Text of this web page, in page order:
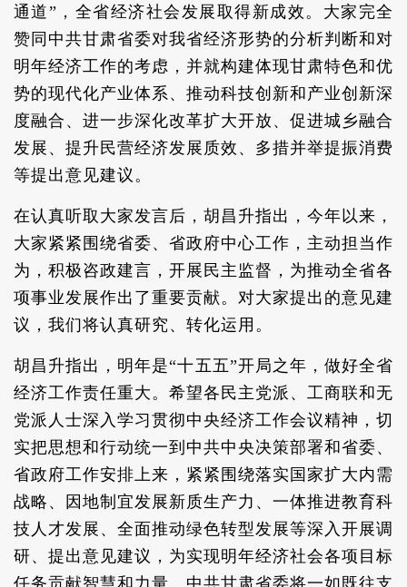
通道”，全省经济社会发展取得新成效。大家完全
赞同中共甘肃省委对我省经济形势的分析判断和对
明年经济工作的考虑，并就构建体现甘肃特色和优
势的现代化产业体系、推动科技创新和产业创新深
度融合、进一步深化改革扩大开放、促进城乡融合
发展、提升民营经济发展质效、多措并举提振消费
等提出意见建议。
在认真听取大家发言后，胡昌升指出，今年以来，
大家紧紧围绕省委、省政府中心工作，主动担当作
为，积极咨政建言，开展民主监督，为推动全省各
项事业发展作出了重要贡献。对大家提出的意见建
议，我们将认真研究、转化运用。
胡昌升指出，明年是“十五五”开局之年，做好全省
经济工作责任重大。希望各民主党派、工商联和无
党派人士深入学习贯彻中央经济工作会议精神，切
实把思想和行动统一到中共中央决策部署和省委、
省政府工作安排上来，紧紧围绕落实国家扩大内需
战略、因地制宜发展新质生产力、一体推进教育科
技人才发展、全面推动绿色转型发展等深入开展调
研、提出意见建议，为实现明年经济社会各项目标
任务贡献智慧和力量。中共甘肃省委将一如既往支